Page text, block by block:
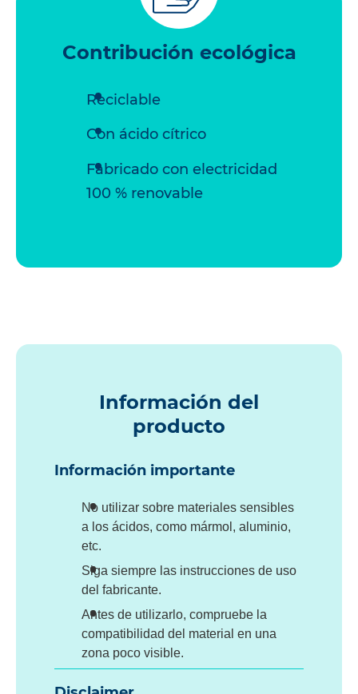
Contribución ecológica
Reciclable
Con ácido cítrico
Fabricado con electricidad
100 % renovable
Información del
producto
Información importante
No utilizar sobre materiales sensibles
a los ácidos, como mármol, aluminio,
etc.
Siga siempre las instrucciones de uso
del fabricante.
Antes de utilizarlo, compruebe la
compatibilidad del material en una
zona poco visible.